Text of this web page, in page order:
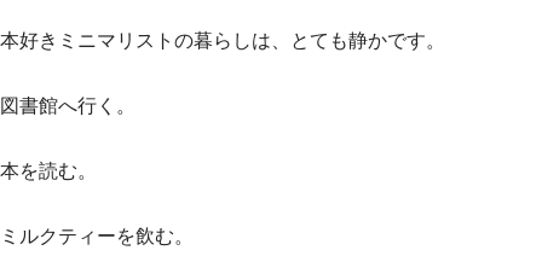
本好きミニマリストの暮らしは、とても静かです。
図書館へ行く。
本を読む。
ミルクティーを飲む。